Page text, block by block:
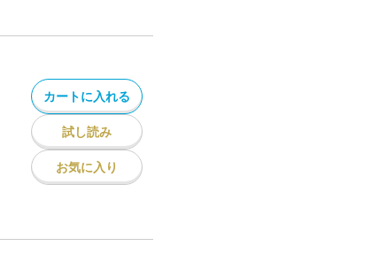
カートに入れる
試し読み
お気に入り